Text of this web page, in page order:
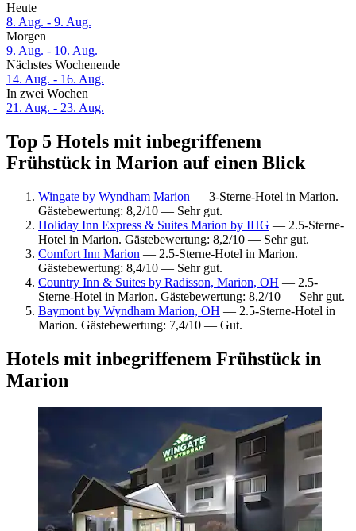
Heute
8. Aug. - 9. Aug.
Morgen
9. Aug. - 10. Aug.
Nächstes Wochenende
14. Aug. - 16. Aug.
In zwei Wochen
21. Aug. - 23. Aug.
Top 5 Hotels mit inbegriffenem
Frühstück in Marion auf einen Blick
Wingate by Wyndham Marion — 3-Sterne-Hotel in Marion.
Gästebewertung: 8,2/10 — Sehr gut.
Holiday Inn Express & Suites Marion by IHG — 2.5-Sterne-
Hotel in Marion. Gästebewertung: 8,2/10 — Sehr gut.
Comfort Inn Marion — 2.5-Sterne-Hotel in Marion.
Gästebewertung: 8,4/10 — Sehr gut.
Country Inn & Suites by Radisson, Marion, OH — 2.5-
Sterne-Hotel in Marion. Gästebewertung: 8,2/10 — Sehr gut.
Baymont by Wyndham Marion, OH — 2.5-Sterne-Hotel in
Marion. Gästebewertung: 7,4/10 — Gut.
Hotels mit inbegriffenem Frühstück in
Marion